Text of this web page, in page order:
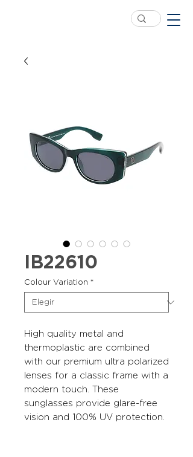
IB22610
Colour Variation *
High quality metal and
thermoplastic are combined
with our premium ultra polarized
lenses for a classic frame with a
modern touch. These
sunglasses provide glare-free
vision and 100% UV protection.